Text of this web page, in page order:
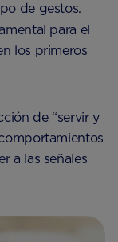
de gestos.
para el
los primeros
de “servir y
a las señales